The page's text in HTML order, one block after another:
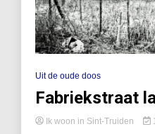
Uit de oude doos
Fabriekstraat
Ik woon in Sint-Truiden